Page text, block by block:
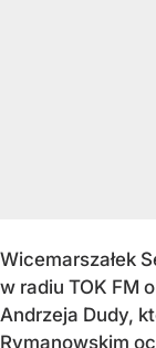
Wicemarszałek
w radiu TOK FM
Andrzeja Dudy,
Rymanowskim